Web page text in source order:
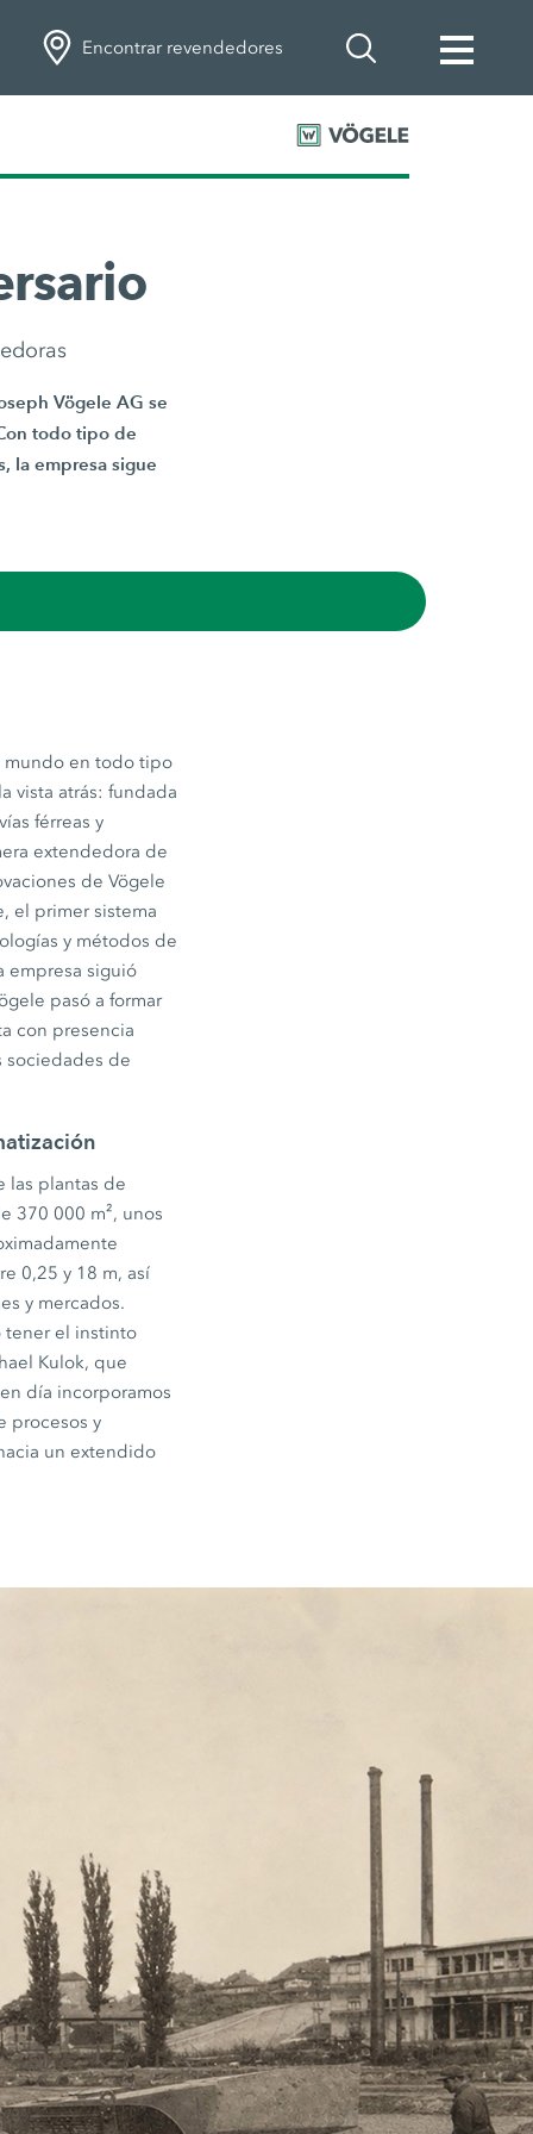
Encontrar revendedores
Vögele AG se
todo tipo de
la empresa sigue
mundo en todo tipo
vista atrás: fundada
férreas y
extendedora de
de Vögele
el primer sistema
y métodos de
empresa siguió
pasó a formar
con presencia
sociedades de
las plantas de
370 000 m², unos
0,25 y 18 m, así
y mercados.
tener el instinto
Kulok, que
día incorporamos
procesos y
un extendido